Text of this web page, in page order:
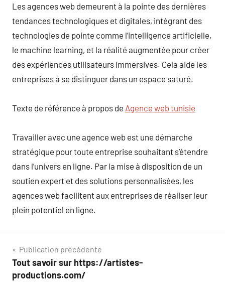
Les agences web demeurent à la pointe des dernières
tendances technologiques et digitales, intégrant des
technologies de pointe comme l’intelligence artificielle,
le machine learning, et la réalité augmentée pour créer
des expériences utilisateurs immersives. Cela aide les
entreprises à se distinguer dans un espace saturé.
Texte de référence à propos de Agence web tunisie
Travailler avec une agence web est une démarche
stratégique pour toute entreprise souhaitant s’étendre
dans l’univers en ligne. Par la mise à disposition de un
soutien expert et des solutions personnalisées, les
agences web facilitent aux entreprises de réaliser leur
plein potentiel en ligne.
Navigation
de
Publication précédente
Tout savoir sur https://artistes-
productions.com/